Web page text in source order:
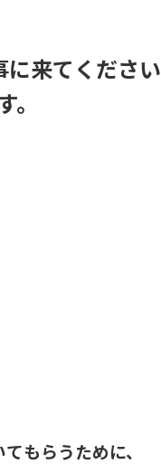
来てください
もらうために、